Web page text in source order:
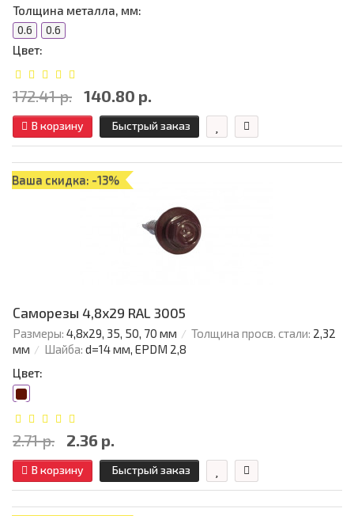
Толщина металла, мм:
0.6 0.6
Цвет:
172.41 р. 140.80 р.
В корзину Быстрый заказ
Ваша скидка: -13%
Саморезы 4,8х29 RAL 3005
Размеры: 4,8х29, 35, 50, 70 мм Толщина просв. стали: 2,32
мм
Шайба: d=14 мм, EPDM 2,8
Цвет:
2.71 р. 2.36 р.
В корзину Быстрый заказ